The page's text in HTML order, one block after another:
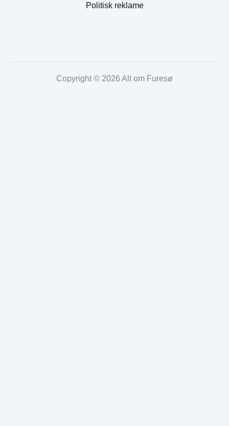
Politisk reklame
Copyright © 2026 Alt om Furesø